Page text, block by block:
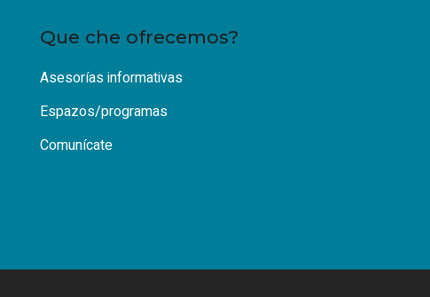
Que che ofrecemos?
Asesorías informativas
Espazos/programas
Comunícate